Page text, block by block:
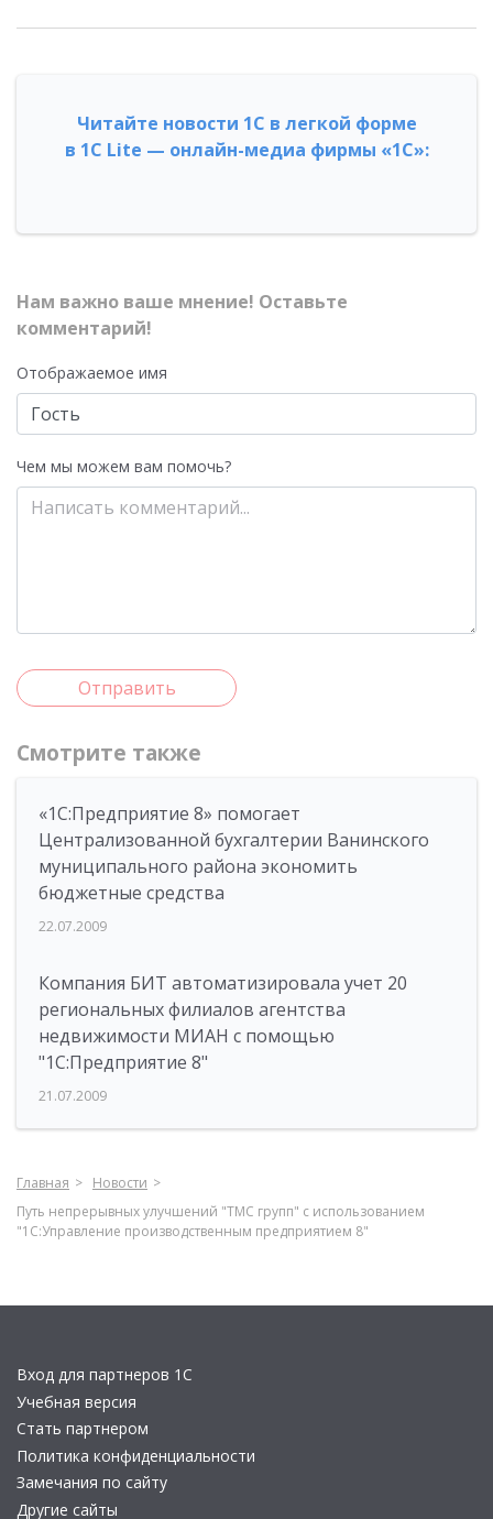
Читайте новости 1С в легкой форме
в 1С Lite — онлайн-медиа фирмы «1С»:
Нам важно ваше мнение! Оставьте
комментарий!
Отображаемое имя
Чем мы можем вам помочь?
Отправить
Смотрите также
«1С:Предприятие 8» помогает
Централизованной бухгалтерии Ванинского
муниципального района экономить
бюджетные средства
22.07.2009
Компания БИТ автоматизировала учет 20
региональных филиалов агентства
недвижимости МИАН с помощью
"1С:Предприятие 8"
21.07.2009
Главная
Новости
Путь непрерывных улучшений "ТМС групп" с использованием
"1С:Управление производственным предприятием 8"
Вход для партнеров 1С
Учебная версия
Стать партнером
Политика конфиденциальности
Замечания по сайту
Другие сайты